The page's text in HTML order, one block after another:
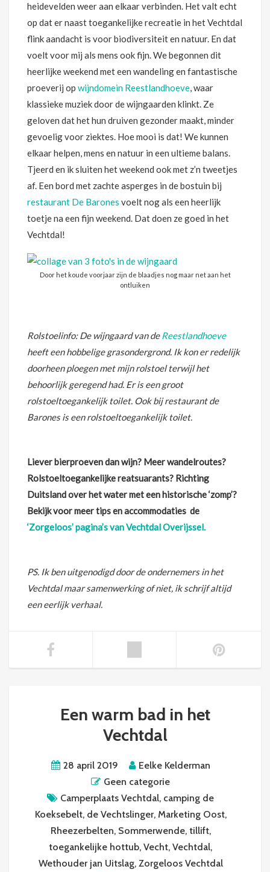
heidevelden weer aan elkaar verbinden. Het valt echt
op dat er naast toegankelijke recreatie in het Vechtdal
flink aandacht is voor biodiversiteit en natuur. En dat
voelt voor mij als mens ook fijn. We begonnen dit
heerlijke weekend met een wandeling en fantastische
proeverij op wijndomein Reestlandhoeve, waar
klassieke muziek door de wijngaarden klinkt. Ze
geloven dat het hun druiven gezonder maakt, minder
gevoelig voor ziektes. Hoe mooi is dat! We kunnen
elkaar helpen, mens en natuur in een ultieme balans.
Tjeerd en ik sluiten het weekend ook met z’n tweetjes
af. Een bord met zachte asperges in de bostuin bij
restaurant De Barones voelt nog als een heerlijk
toetje na een fijn weekend. Dat doen ze goed in het
Vechtdal!
Door het koude voorjaar zijn de blaadjes nog maar net aan het
ontluiken
Rolstoelinfo: De wijngaard van deReestlandhoeve
heeft een hobbelige grasondergrond. Ik kon er redelijk
doorheen ploegen met mijn rolstoel terwijl het
behoorlijk geregend had. Er is een groot
rolstoeltoegankelijk toilet. Ook bij restaurant de
Barones is een rolstoeltoegankelijk toilet.
Liever bierproeven dan wijn? Meer wandelroutes?
Rolstoeltoegankelijke reatsuarants? Richting
Duitsland over het water met een historische ‘zomp’?
Bekijk voor meer tips en accommodaties de
‘Zorgeloos’ pagina’s van Vechtdal Overijssel.
PS. Ik ben uitgenodigd door de ondernemers in het
Vechtdal maar samenwerking of niet, ik schrijf altijd
een eerlijk verhaal.
Een warm bad in het
Vechtdal
28 april 2019
Eelke Kelderman
Geen categorie
Camperplaats Vechtdal, camping de
Koeksebelt, de Vechtslinger, Marketing Oost,
Rheezerbelten, Sommerwende, tillift,
toegankelijke hottub, Vecht, Vechtdal,
Wethouder jan Uitslag, Zorgeloos Vechtdal